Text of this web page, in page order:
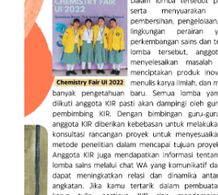
No Comments